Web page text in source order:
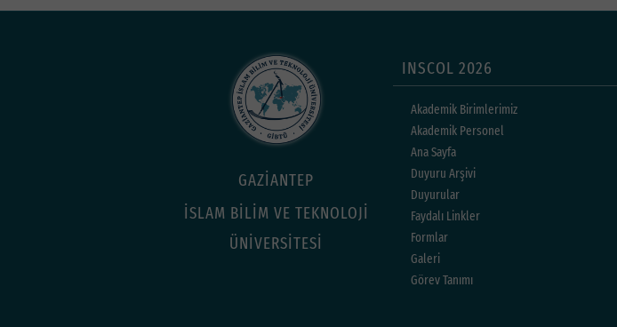
GAZİANTEP
İSLAM BİLİM VE TEKNOLOJİ
ÜNİVERSİTESİ
INSCOL 2026
Akademik Birimlerimiz
Akademik Personel
Ana Sayfa
Duyuru Arşivi
Duyurular
Faydalı Linkler
Formlar
Galeri
Görev Tanımı